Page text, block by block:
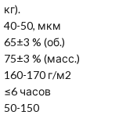
кг).
40-50, мкм
65±3 % (об.)
75±3 % (масс.)
160-170 г/м2
≤6 часов
50-150